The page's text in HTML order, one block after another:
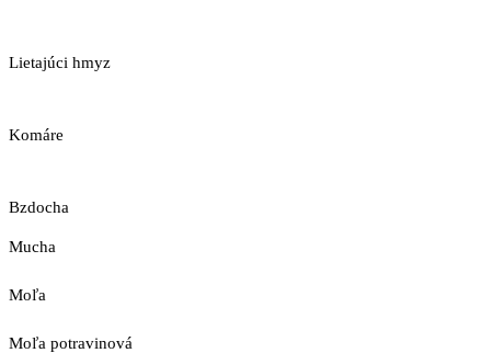
Lietajúci hmyz
Komáre
Bzdocha
Mucha
Moľa
Moľa potravinová